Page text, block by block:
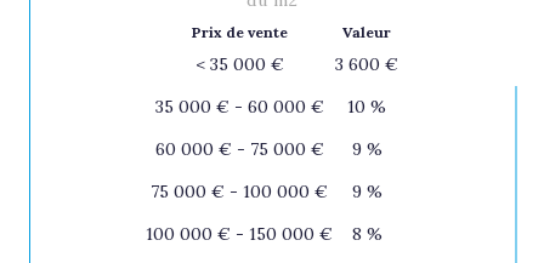
Prix de vente Valeur
<35 000 €
3 600 €
35 000 € - 60 000 €
10 %
60 000 € - 75 000 €
9 %
75 000 € - 100 000 €
9 %
100 000 € - 150 000 €
8 %